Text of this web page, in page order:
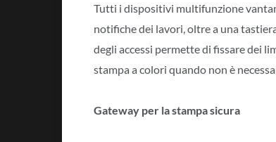
Tutti i dispositivi multifunzione
notifiche dei lavori, oltre a una
degli accessi permette di fissare dei
stampa a colori quando non è
Gateway per la stampa sicura